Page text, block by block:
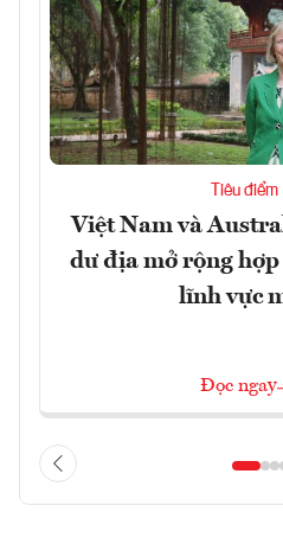
Tiêu điểm
Việt Nam và
dư địa mở rộng hợp
lĩnh vực
Đọc ngay